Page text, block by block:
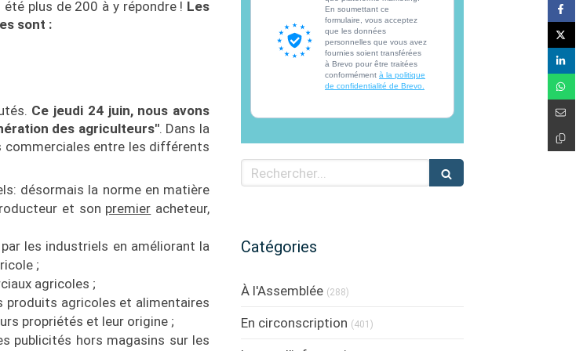
été plus de 200 à y répondre ! Les
sont :
Ce jeudi 24 juin, nous avons
des agriculteurs". Dans la
commerciales entre les différents
désormais la norme en matière
et son premier acheteur,
les industriels en améliorant la
;
agricoles ;
produits agricoles et alimentaires
propriétés et leur origine ;
publicités hors magasins sur les
En soumettant ce
formulaire, vous acceptez
que les données
personnelles que vous avez
fournies soient transférées
à Brevo pour être traitées
conformément à la politique
de confidentialité de Brevo.
Rechercher
Catégories
À l'Assemblée (288)
En circonscription (401)